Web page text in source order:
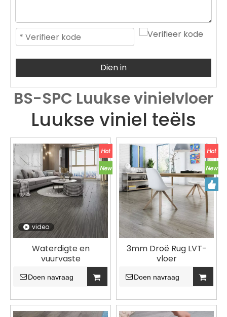
Dien in
BS-SPC Luukse vinielvloer
Luukse viniel teëls
video
Waterdigte en
vuurvaste
ekovriendelike LVT-
vloere vir tuisgebruik
Doen navraag
3mm Droë Rug LVT-
vloer
Doen navraag